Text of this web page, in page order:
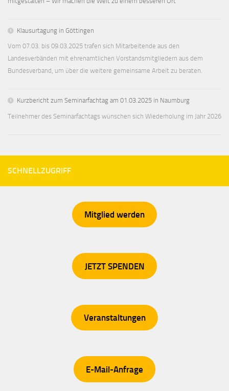
Klausurtagung in Göttingen
Vom 07.03. bis 09.03.2025 trafen sich Mitarbeitende aus den
Landesverbänden mit ehrenamtlichen Vorstandsmitgliedern aus dem
Bundesverband, um über die weitere gemeinsame Arbeit zu beraten.
Kurzbericht zum Seminarfachtag am 01.03.2025 in Naumburg
Teilnehmer des Seminarfachtags wünschen sich Wiederholung im Jahr 2026
SCHNELLZUGRIFF
Mitglied werden
JETZT SPENDEN
Veranstaltungen
E-Mail-Anfrage